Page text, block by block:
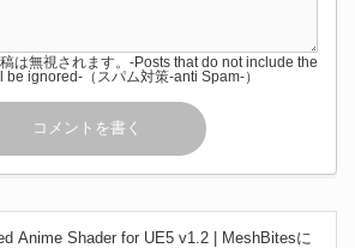
は無視されます。-Posts that do not include the
ignored-（スパム対策-anti Spam-）
Anime Shader for UE5 v1.2 | MeshBitesに